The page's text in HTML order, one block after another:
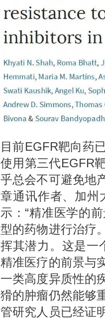
目前EGFR靶向药
使用第三代EGFR
乎总会不可避免地
章通讯作者、加州
示：“精准医学的
型的药物进行治疗
挥其潜力。这是一
精准医疗的前景与
一类高度异质性的
猾的肿瘤仍然能够
管研究人员已经证